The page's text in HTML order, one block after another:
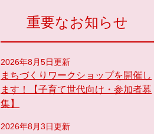
重要なお知らせ
2026年8月5日更新
まちづくりワークショップを開催し
ます！【子育て世代向け・参加者募
集】
2026年8月3日更新